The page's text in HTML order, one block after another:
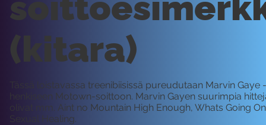
(kitara)
Tässä loistavassa treenibiisissä pureudutaan Marvin Gaye -
henkiseen Motown-soittoon. Marvin Gayen suurimpia
olivat mm. Aint no Mountain High Enough, Whats Going
Sexual Healing.